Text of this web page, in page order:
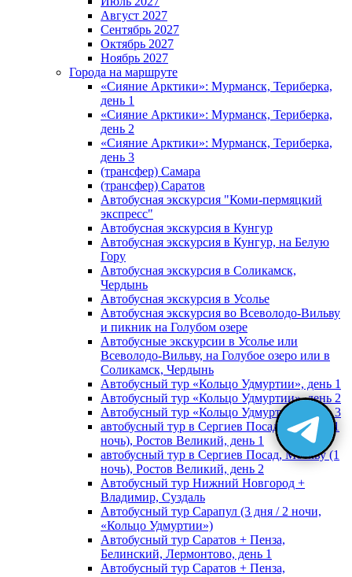
Август 2027
Сентябрь 2027
Октябрь 2027
Ноябрь 2027
Города на маршруте
«Сияние Арктики»: Мурманск, Териберка,
день 1
«Сияние Арктики»: Мурманск, Териберка,
день 2
«Сияние Арктики»: Мурманск, Териберка,
день 3
(трансфер) Самара
(трансфер) Саратов
Автобусная экскурсия "Коми-пермяцкий
экспресс"
Автобусная экскурсия в Кунгур
Автобусная экскурсия в Кунгур, на Белую
Гору
Автобусная экскурсия в Соликамск,
Чердынь
Автобусная экскурсия в Усолье
Автобусная экскурсия во Всеволодо-Вильву
и пикник на Голубом озере
Автобусные экскурсии в Усолье или
Всеволодо-Вильву, на Голубое озеро или в
Соликамск, Чердынь
Автобусный тур «Кольцо Удмуртии», день 1
Автобусный тур «Кольцо Удмуртии», день 2
Автобусный тур «Кольцо Удмуртии», день 3
автобусный тур в Сергиев Посад, Москву (1
ночь), Ростов Великий, день 1
автобусный тур в Сергиев Посад, Москву (1
ночь), Ростов Великий, день 2
Автобусный тур Нижний Новгород +
Владимир, Суздаль
Автобусный тур Сарапул (3 дня / 2 ночи,
«Кольцо Удмуртии»)
Автобусный тур Саратов + Пенза,
Белинский, Лермонтово, день 1
Автобусный тур Саратов + Пенза,